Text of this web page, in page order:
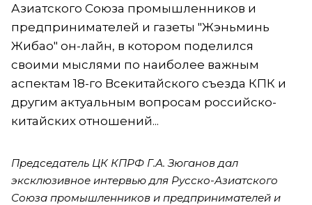
Азиатского Союза промышленников и
предпринимателей и газеты "Жэньминь
Жибао" он-лайн, в котором поделился
своими мыслями по наиболее важным
аспектам 18-го Всекитайского съезда КПК и
другим актуальным вопросам российско-
китайских отношений...
Председатель ЦК КПРФ Г.А. Зюганов дал
эксклюзивное интервью для Русско-Азиатского
Союза промышленников и предпринимателей и